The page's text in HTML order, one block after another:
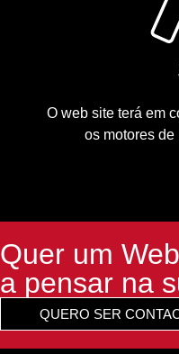
O web site terá em
os motores
Quer um
a pensar na
QUERO SER